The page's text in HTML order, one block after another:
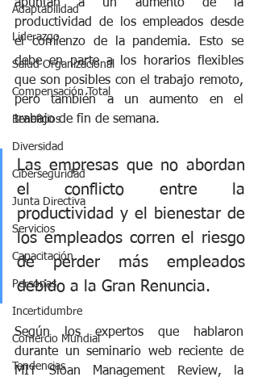
Adaptabilidad
Liderazgo
Salud Organizacional
Compensación Total
Beneficios
Diversidad
Ciberseguridad
Junta Directiva
Servicios
Capacitación
Personas.
Incertidumbre
Comercio Mundial
Tendencias
apuntan a un aumento de la
productividad de los empleados desde
el comienzo de la pandemia. Esto se
debe en parte a los horarios flexibles
que son posibles con el trabajo remoto,
pero también a un aumento en el
trabajo de fin de semana.
Las empresas que no abordan
el conflicto entre la
productividad y el bienestar de
los empleados corren el riesgo
de perder más empleados
debido a la Gran Renuncia.
Según los expertos que hablaron
durante un seminario web reciente de
MIT Sloan Management Review, la